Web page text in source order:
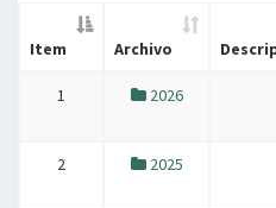
Item Archivo
1 2026
2 2025